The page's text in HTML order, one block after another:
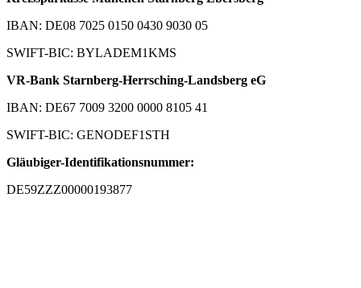
IBAN: DE08 7025 0150 0430 9030 05
SWIFT-BIC: BYLADEM1KMS
VR-Bank Starnberg-Herrsching-Landsberg eG
IBAN: DE67 7009 3200 0000 8105 41
SWIFT-BIC: GENODEF1STH
Gläubiger-Identifikationsnummer:
DE59ZZZ00000193877